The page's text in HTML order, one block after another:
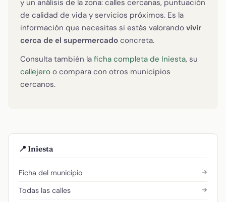
y un análisis de la zona: calles cercanas, puntuación
de calidad de vida y servicios próximos. Es la
información que necesitas si estás valorando vivir
cerca de el supermercado concreta.
Consulta también la ficha completa de Iniesta, su
callejero o compara con otros municipios
cercanos.
📍 Iniesta
Ficha del municipio →
Todas las calles →